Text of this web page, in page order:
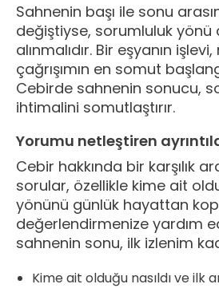
Sahnenin başı ile sonu
değiştiyse, sorumluluk yönü
alınmalıdır. Bir eşyanın
çağrışımın en somut
Cebirde sahnenin sonucu,
ihtimalini somutlaştırır.
Yorumu netleştiren
Cebir hakkında bir karşılık
sorular, özellikle kime ait
yönünü günlük hayattan
değerlendirmenize yardım
sahnenin sonu, ilk izlenim
Kime ait olduğu nasıldı ve ilk